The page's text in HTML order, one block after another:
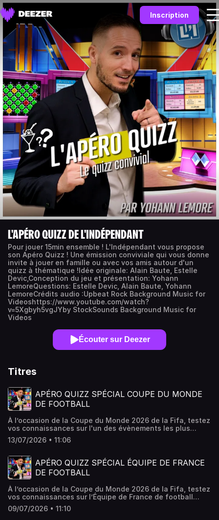
Inscription
L'APÉRO QUIZZ DE L'INDÉPENDANT
Pour jouer 15min ensemble ! L'Indépendant vous propose
son Apéro Quizz ! Une émission conviviale qui vous donne
invite à jouer en famille ou avec vos amis autour d'un
quizz à thématique !Idée originale: Alain Baute, Estelle
Devic,Conception du jeu et présentation: Yohann
LemoreQuestions: Estelle Devic, Alain Baute, Yohann
LemoreCrédits audio :Upbeat Rock Background Music for
Videoshttps://www.youtube.com/watch?
v=5Xgbyh5vgJYby StockSounds Background Music for
Videos
Écouter sur Deezer
Titres
APÉRO QUIZZ SPÉCIAL COUPE DU MONDE
DE FOOTBALL
À l’occasion de la Coupe du Monde 2026 de la Fifa, testez
vos connaissances sur l'un des évènements les plus
regardées sur la planète avec ce numéro spécial de
l’apéro quiz de L’Indépendant. Une émission qui vous
13/07/2026 • 11:06
APÉRO QUIZZ SPÉCIAL ÉQUIPE DE FRANCE
DE FOOTBALL
À l’occasion de la Coupe du Monde 2026 de la Fifa, testez
vos connaissances sur l’Équipe de France de football
avec ce numéro spécial de l’apéro quiz de L’Indépendant.
Une émission qui vous donne rendez-vous chaque
09/07/2026 • 11:10